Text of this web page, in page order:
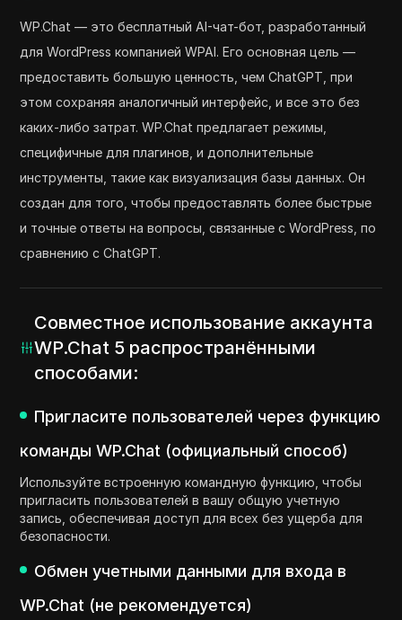
WP.Chat — это бесплатный AI-чат-бот, разработанный
для WordPress компанией WPAI. Его основная цель —
предоставить большую ценность, чем ChatGPT, при
этом сохраняя аналогичный интерфейс, и все это без
каких-либо затрат. WP.Chat предлагает режимы,
специфичные для плагинов, и дополнительные
инструменты, такие как визуализация базы данных. Он
создан для того, чтобы предоставлять более быстрые
и точные ответы на вопросы, связанные с WordPress, по
сравнению с ChatGPT.
Совместное использование аккаунта
WP.Chat 5 распространёнными
способами:
Пригласите пользователей через функцию
команды WP.Chat (официальный способ)
Используйте встроенную командную функцию, чтобы
пригласить пользователей в вашу общую учетную
запись, обеспечивая доступ для всех без ущерба для
безопасности.
Обмен учетными данными для входа в
WP.Chat (не рекомендуется)